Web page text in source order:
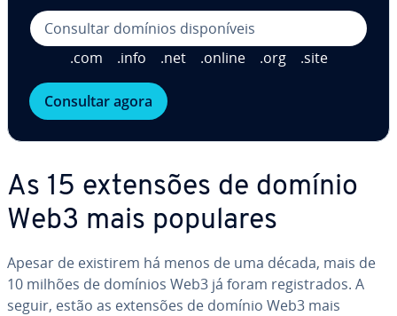
.com .info .net .online .org .site
Consultar agora
As 15 extensões de domínio
Web3 mais populares
Apesar de existirem há menos de uma década, mais de
10 milhões de domínios Web3 já foram re­gis­tra­dos. A
seguir, estão as extensões de domínio Web3 mais